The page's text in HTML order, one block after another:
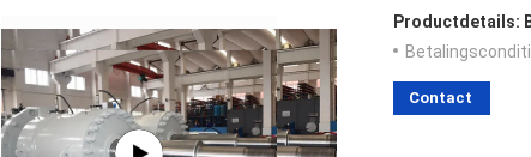
Productdetails:
Contact